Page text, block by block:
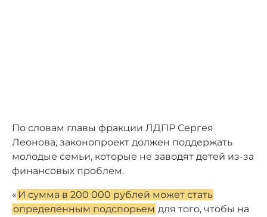
По словам главы фракции ЛДПР Сергея
Леонова, законопроект должен поддержать
молодые семьи, которые не заводят детей из-за
финансовых проблем.
« И сумма в 200 000 рублей может стать
определённым подспорьем для того, чтобы на